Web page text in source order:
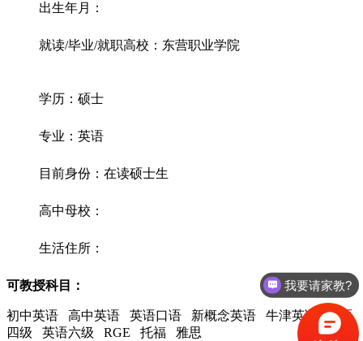
出生年月：
就读/毕业/就职高校：东营职业学院
学历：硕士
专业：英语
目前身份：在读硕士生
高中母校：
生活住所：
可教授科目：
初中英语 高中英语 英语口语 新概念英语 牛津英语 英语
四级 英语六级 RGE 托福 雅思
我要请家教?